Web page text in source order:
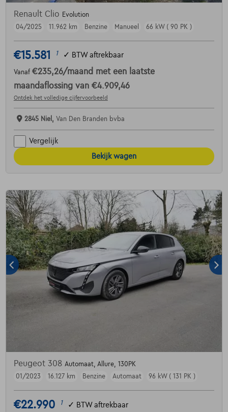
Renault Clio Evolution
04/2025
11.962 km Benzine Manueel 66 kW ( 90 PK )
€15.581 1 ✓ BTW aftrekbaar
Vanaf €235,26/maand met een laatste
maandaflossing van €4.909,46
Ontdek het volledige cijfervoorbeeld
2845 Niel, Van Den Branden bvba
Vergelijk
Bekijk wagen
Peugeot 308 Automaat, Allure, 130PK
01/2023
16.127 km Benzine Automaat 96 kW ( 131 PK )
€22.990 1 ✓ BTW aftrekbaar